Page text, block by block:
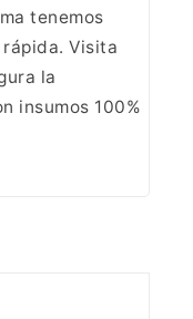
tenemos
Visita
la
insumos 100%